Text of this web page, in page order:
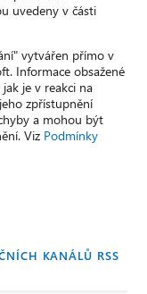
uvedeny v části
vytvářen přímo v
Informace obsažené
je v reakci na
zpřístupnění
a mohou být
Viz Podmínky
KANÁLŮ RSS